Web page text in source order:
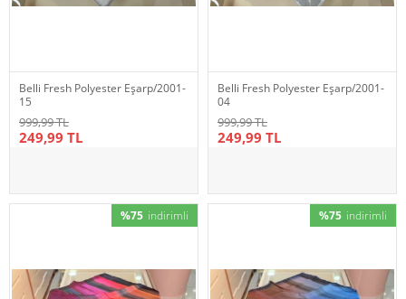
Belli Fresh Polyester Eşarp/2001-
15
999,99 TL
249,99 TL
Belli Fresh Polyester Eşarp/2001-
04
999,99 TL
249,99 TL
%75 indirimli %75 indirimli